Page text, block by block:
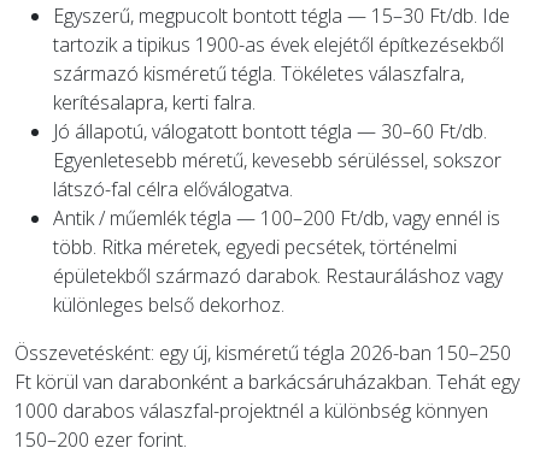
Egyszerű, megpucolt bontott tégla — 15–30 Ft/db. Ide
tartozik a tipikus 1900-as évek elejétől építkezésekből
származó kisméretű tégla. Tökéletes válaszfalra,
kerítésalapra, kerti falra.
Jó állapotú, válogatott bontott tégla — 30–60 Ft/db.
Egyenletesebb méretű, kevesebb sérüléssel, sokszor
látszó-fal célra előválogatva.
Antik / műemlék tégla — 100–200 Ft/db, vagy ennél is
több. Ritka méretek, egyedi pecsétek, történelmi
épületekből származó darabok. Restauráláshoz vagy
különleges belső dekorhoz.
Összevetésként: egy új, kisméretű tégla 2026-ban 150–250
Ft körül van darabonként a barkácsáruházakban. Tehát egy
1000 darabos válaszfal-projektnél a különbség könnyen
150–200 ezer forint.